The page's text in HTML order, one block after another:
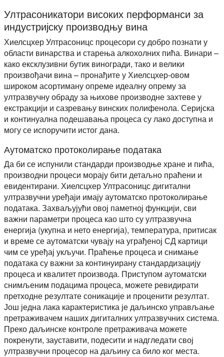
Ултрасоникатори високих перформанси за
индустријску производњу вина
Хиелсцхер Ултрасоницс процесори су добро познати у
области винарства и старења алкохолних пића. Винари –
како ексклузивни бутик виногради, тако и велики
произвођачи вина – пронађите у Хиелсцхер-овом
широком асортиману опреме идеалну опрему за
ултразвучну обраду за њихове производне захтеве у
екстракцији и сазревању винских полифенола. Серијска
и континуална подешавања процеса су лако доступна и
могу се испоручити истог дана.
Аутоматско протоколирање података
Да би се испунили стандарди производње хране и пића,
производни процеси морају бити детаљно праћени и
евидентирани. Хиелсцхер Ултрасоницс дигитални
ултразвучни уређаји имају аутоматско протоколирање
података. Захваљујући овој паметној функцији, сви
важни параметри процеса као што су ултразвучна
енергија (укупна и нето енергија), температура, притисак
и време се аутоматски чувају на уграђеној СД картици
чим се уређај укључи. Праћење процеса и снимање
података су важни за континуирану стандардизацију
процеса и квалитет производа. Приступом аутоматски
снимљеним подацима процеса, можете ревидирати
претходне резултате соникације и проценити резултат.
Још једна лака карактеристика је даљинско управљање
претраживачем наших дигиталних ултразвучних система.
Преко даљинске контроле претраживача можете
покренути, зауставити, подесити и надгледати свој
ултразвучни процесор на даљину са било ког места.